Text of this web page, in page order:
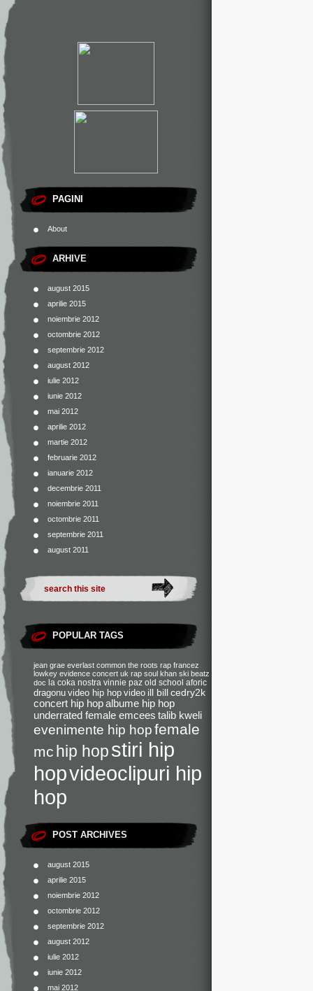
PAGINI
About
ARHIVE
august 2015
aprilie 2015
noiembrie 2012
octombrie 2012
septembrie 2012
august 2012
iulie 2012
iunie 2012
mai 2012
aprilie 2012
martie 2012
februarie 2012
ianuarie 2012
decembrie 2011
noiembrie 2011
octombrie 2011
septembrie 2011
august 2011
POPULAR TAGS
jean grae everlast common the roots rap francez
lowkey evidence concert uk rap soul khan ski beatz
doc la coka nostra vinnie paz old school aforic
dragonu video hip hop video ill bill cedry2k
concert hip hopalbume hip hop
underrated female emcees talib kweli
evenimente hip hopfemale
mc hip hopstiri hip
hopvideoclipuri hip
hop
POST ARCHIVES
august 2015
aprilie 2015
noiembrie 2012
octombrie 2012
septembrie 2012
august 2012
iulie 2012
iunie 2012
mai 2012